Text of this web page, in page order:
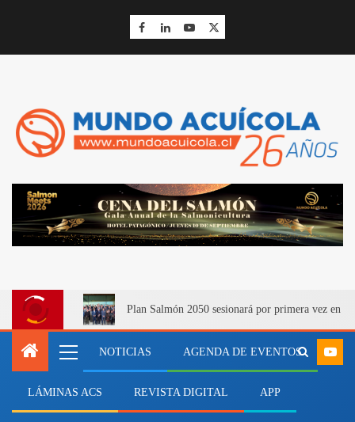
Plan Salmón 2050 sesionará por primera vez en
NOTICIAS AGENDA DE EVENTOS
LÁMINAS ACS REVISTA DIGITAL APP
noticia